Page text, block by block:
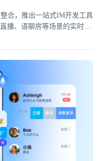
合，推出一站式IM开发工具
播、语聊房等场景的实时互